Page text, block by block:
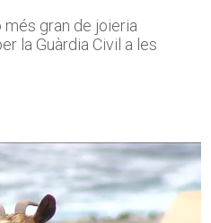
gran de joieria
la Guàrdia Civil a les